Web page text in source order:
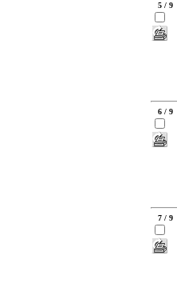
5 / 9
6 / 9
7 / 9